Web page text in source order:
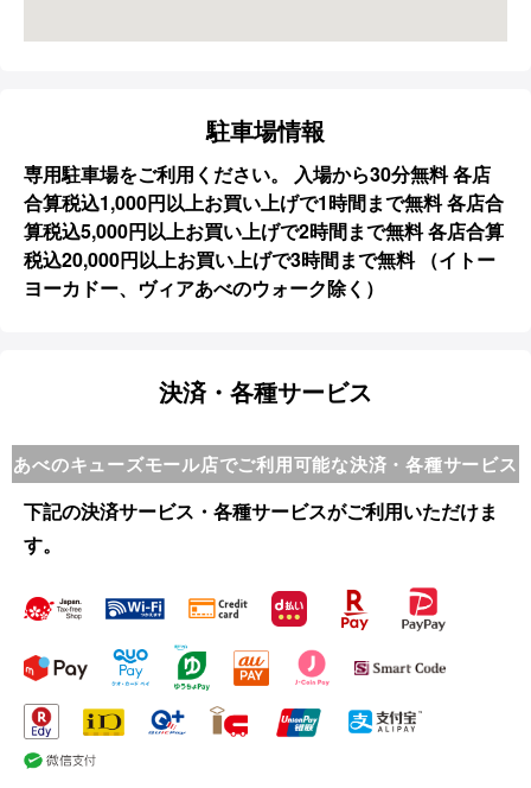
駐車場情報
専用駐車場をご利用ください。 入場から30分無料 各店
合算税込1,000円以上お買い上げで1時間まで無料 各店合
算税込5,000円以上お買い上げで2時間まで無料 各店合算
税込20,000円以上お買い上げで3時間まで無料 （イトー
ヨーカドー、ヴィアあべのウォーク除く）
決済・各種サービス
あべのキューズモール店でご利用可能な決済・各種サービス
下記の決済サービス・各種サービスがご利用いただけま
す。